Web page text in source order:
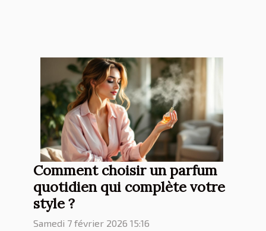
Comment choisir un parfum
quotidien qui complète votre
style ?
Samedi 7 février 2026 15:16